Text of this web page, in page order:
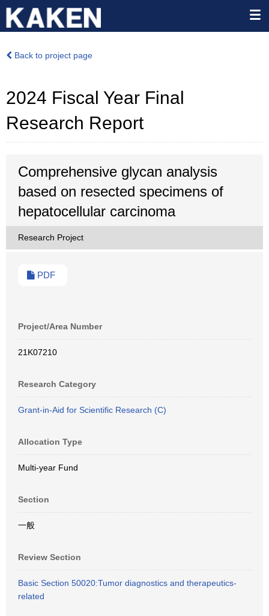
Back to project page
2024 Fiscal Year Final
Research Report
Comprehensive glycan analysis
based on resected specimens of
hepatocellular carcinoma
Research Project
PDF
Project/Area Number
21K07210
Research Category
Grant-in-Aid for Scientific Research (C)
Allocation Type
Multi-year Fund
Section
一般
Review Section
Basic Section 50020:Tumor diagnostics and therapeutics-
related